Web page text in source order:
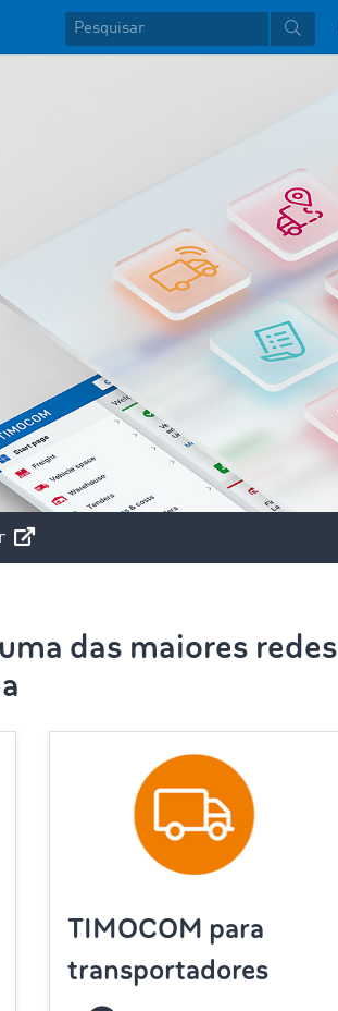
das maiores redes
TIMOCOM para
transportadores